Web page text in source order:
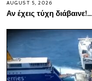
AUGUST 5, 2026
Αν έχεις τύχη διάβαινε!…